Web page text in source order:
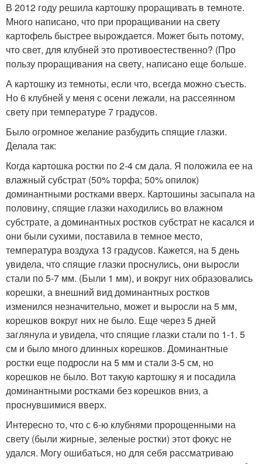
В 2012 году решила картошку проращивать в темноте.
Много написано, что при проращивании на свету
картофель быстрее вырождается. Может быть потому,
что свет, для клубней это противоестественно? (Про
пользу проращивания на свету, написано еще больше.
А картошку из темноты, если что, всегда можно съесть.
Но 6 клубней у меня с осени лежали, на рассеянном
свету при температуре 7 градусов.
Было огромное желание разбудить спящие глазки.
Делала так:
Когда картошка ростки по 2-4 см дала. Я положила ее на
влажный субстрат (50% торфа; 50% опилок)
доминантными ростками вверх. Картошины засыпала на
половину, спящие глазки находились во влажном
субстрате, а доминантных ростков субстрат не касался и
они были сухими, поставила в темное место,
температура воздуха 13 градусов. Кажется, на 5 день
увидела, что спящие глазки проснулись, они выросли
стали по 5-7 мм. (Были 1 мм), и вокруг них образовались
корешки, а внешний вид доминантных ростков
изменился незначительно, может и выросли на 5 мм,
корешков вокруг них не было. Еще через 5 дней
заглянула и увидела, что спящие глазки стали по 1-1. 5
см и было много длинных корешков. Доминантные
ростки еще подросли на 5 мм и стали 3-5 см, но
корешков не было. Вот такую картошку я и посадила
доминантными ростками без корешков вниз, а
проснувшимися вверх.
Интересно то, что с 6-ю клубнями пророщенными на
свету (были жирные, зеленые ростки) этот фокус не
удался. Могу ошибаться, но для себя рассматриваю